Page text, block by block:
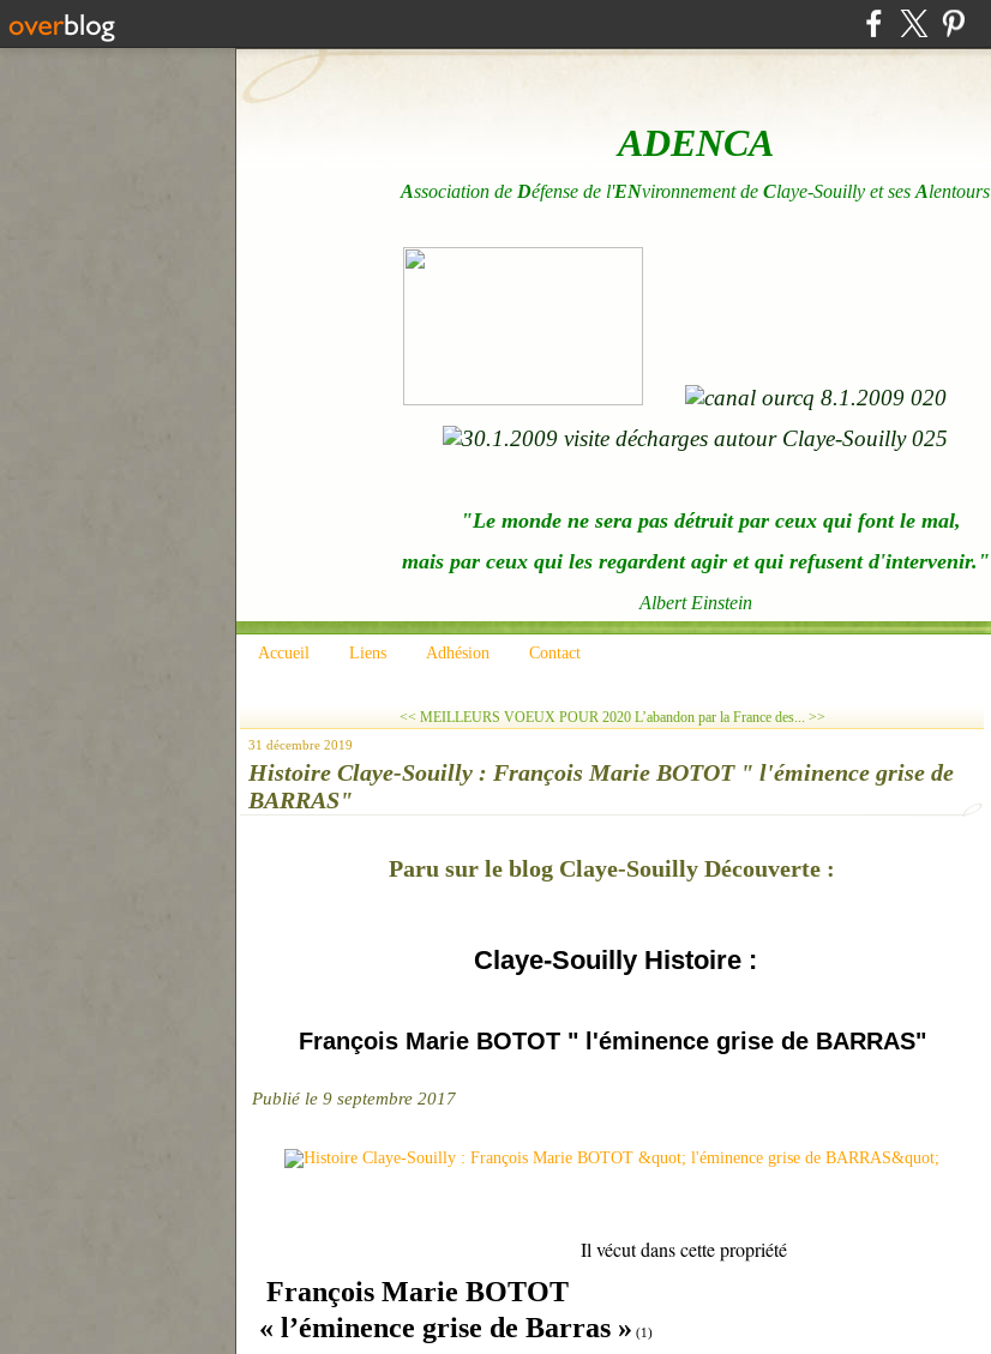
ADENCA
Association de Défense de l'ENvironnement de Claye-Souilly et ses Alentours
"Le monde ne sera pas détruit par ceux qui font le mal,
mais par ceux qui les regardent agir et qui refusent d'intervenir."
Albert Einstein
Accueil Liens Adhésion Contact
<< MEILLEURS VOEUX POUR 2020 L’abandon par la France des... >>
31 décembre 2019
Histoire Claye-Souilly : François Marie BOTOT " l'éminence grise de
BARRAS"
Paru sur le blog Claye-Souilly Découverte :
Claye-Souilly Histoire :
François Marie BOTOT " l'éminence grise de BARRAS"
Publié le 9 septembre 2017
Il vécut dans cette propriété
François Marie BOTOT
« l’éminence grise de Barras » (1)